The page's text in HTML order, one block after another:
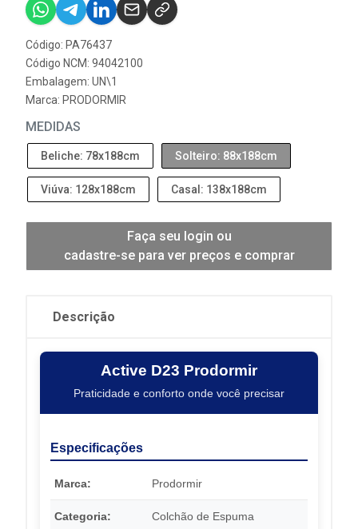
Código: PA76437
Código NCM: 94042100
Embalagem: UN\1
Marca: PRODORMIR
MEDIDAS
Beliche: 78x188cm Solteiro: 88x188cm
Viúva: 128x188cm Casal: 138x188cm
Faça seu login ou
cadastre-se para ver preços e comprar
Descrição
Active D23 Prodormir
Praticidade e conforto onde você precisar
Especificações
Marca: Prodormir
Categoria: Colchão de Espuma